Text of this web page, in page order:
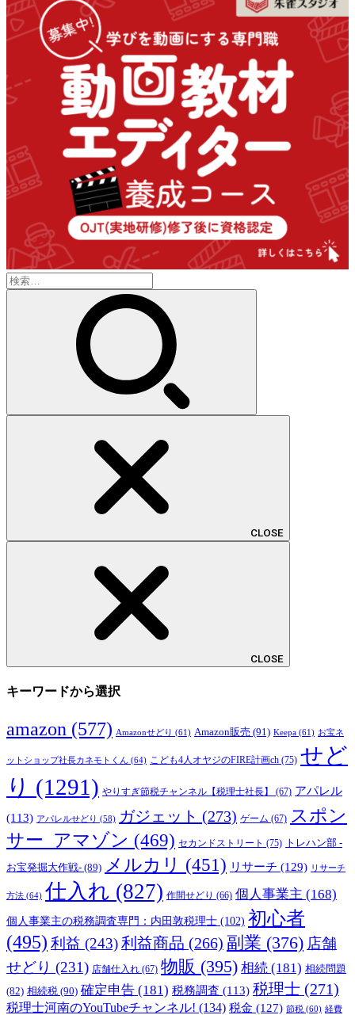
検
索:
CLOSE
CLOSE
キーワードから選択
amazon (577) Amazonせどり (61) Amazon販売 (91) Keepa (61) お宝ネ
ットショップ社長カネモトくん (64) こども4人オヤジのFIRE計画ch (75) せど
り (1291) やりすぎ節税チャンネル【税理士社長】 (67) アパレル
(113) アパレルせどり (58) ガジェット (273) ゲーム (67) スポン
サー_アマゾン (469) セカンドストリート (75) トレハン部 -
お宝発掘大作戦- (89) メルカリ (451) リサーチ (129) リサーチ
方法 (64) 仕入れ (827) 作間せどり (66) 個人事業主 (168)
個人事業主の税務調査専門：内田敦税理士 (102) 初心者
(495) 利益 (243)利益商品 (266) 副業 (376) 店舗
せどり (231) 店舗仕入れ (67) 物販 (395) 相続 (181) 相続問題
(82) 相続税 (90) 確定申告 (181) 税務調査 (113) 税理士 (271)
税理士河南のYouTubeチャンネル! (134) 税金 (127) 節税 (60) 経費